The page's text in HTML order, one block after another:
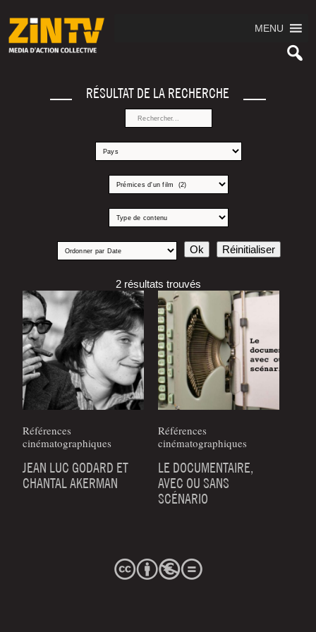
MENU
RÉSULTAT DE LA RECHERCHE
2 résultats trouvés
Références
cinématographiques
JEAN LUC GODARD ET
CHANTAL AKERMAN
Références
cinématographiques
LE DOCUMENTAIRE,
AVEC OU SANS
SCÉNARIO